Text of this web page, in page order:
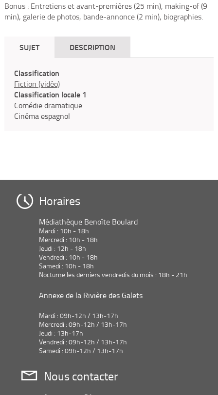
Bonus : Entretiens et avant-premières (25 min), making-of (9
min), galerie de photos, bande-annonce (2 min), biographies.
SUJET DESCRIPTION
Classification
Fiction (vidéo)
Classification locale 1
Comédie dramatique
Cinéma espagnol
Horaires
Médiathèque Benoîte Boulard
Mardi : 10h - 18h
Mercredi : 10h - 18h
Jeudi : 12h - 18h
Vendredi : 10h - 18h
Samedi : 10h - 18h
Nocturne les derniers vendredis du mois : 18h - 21h
Annexe de la Rivière des Galets
Mardi : 09h-12h / 13h-17h
Mercredi : 09h-12h / 13h-17h
Jeudi : 13h-17h
Vendredi : 09h-12h / 13h-17h
Samedi : 09h-12h / 13h-17h
Nous contacter